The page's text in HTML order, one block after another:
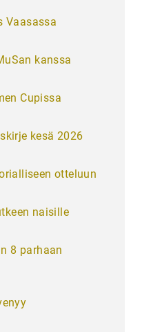
Vaasassa
kanssa
Cupissa
kesä 2026
otteluun
naisille
8 parhaan